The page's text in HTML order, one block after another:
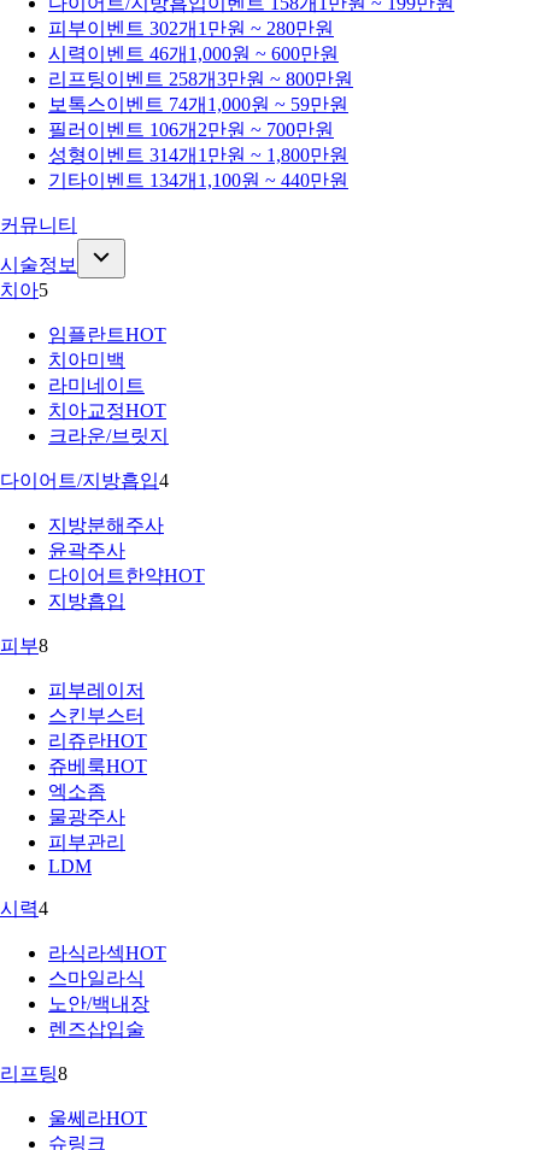
피부이벤트 302개 1만원 ~ 280만원
시력이벤트 46개 1,000원 ~ 600만원
리프팅이벤트 258개3만원 ~ 800만원
보톡스이벤트 74개 1,000원 ~ 59만원
필러 이벤트 106개 2만원 ~ 700만원
성형이벤트 314개 1만원 ~ 1,800만원
기타이벤트 134개 1,100원 ~ 440만원
커뮤니티
시술정보
치아5
임플란트HOT
치아미백
라미네이트
치아교정HOT
크라운/브릿지
다이어트/지방흡입4
지방분해주사
윤곽주사
다이어트한약HOT
지방흡입
피부8
피부레이저
스킨부스터
리쥬란HOT
쥬베룩HOT
엑소좀
물광주사
피부관리
LDM
시력4
라식라섹HOT
스마일라식
노안/백내장
렌즈삽입술
리프팅8
울쎄라HOT
슈링크